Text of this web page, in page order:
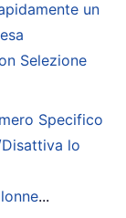
un
Selezione
Specifico
lo
...